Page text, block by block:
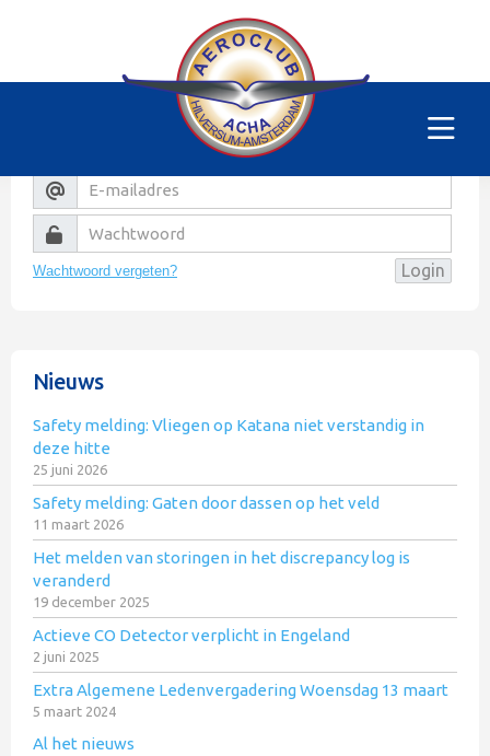
Dit gedeelte van de website is alleen voor de
leden/begunstigers van onze club. Sorry. U kunt
natuurlijk altijd lid worden!
Wachtwoord vergeten?
Nieuws
Safety melding: Vliegen op Katana niet verstandig in
deze hitte
25 juni 2026
Safety melding: Gaten door dassen op het veld
11 maart 2026
Het melden van storingen in het discrepancy log is
veranderd
19 december 2025
Actieve CO Detector verplicht in Engeland
2 juni 2025
Extra Algemene Ledenvergadering Woensdag 13 maart
5 maart 2024
Al het nieuws